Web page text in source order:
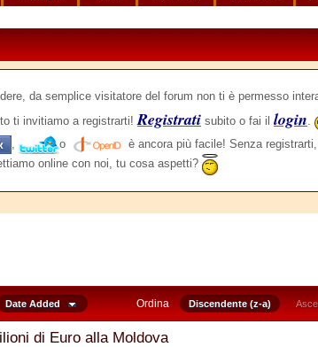
da semplice visitatore del forum non ti è permesso
ti invitiamo a registrarti!Registrati subito o fai il login.
, o è ancora più facile! Senza
online con noi, tu cosa aspetti?
Date Added Ordina Discendente (z-a)
di Euro alla Moldova